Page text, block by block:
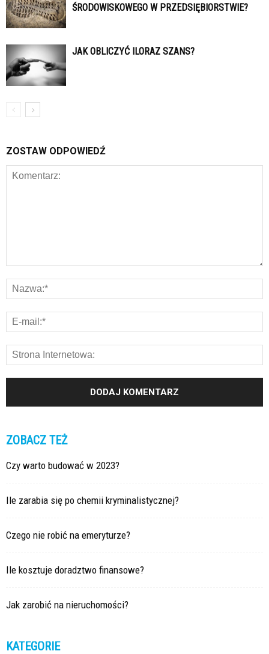
ŚRODOWISKOWEGO W PRZEDSIĘBIORSTWIE?
JAK OBLICZYĆ ILORAZ SZANS?
ZOSTAW ODPOWIEDŹ
ZOBACZ TEŻ
Czy warto budować w 2023?
Ile zarabia się po chemii kryminalistycznej?
Czego nie robić na emeryturze?
Ile kosztuje doradztwo finansowe?
Jak zarobić na nieruchomości?
KATEGORIE